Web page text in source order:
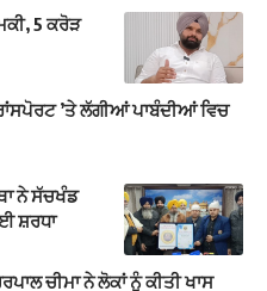
5 ਕਰੋੜ
’ਤੇ ਲੱਗੀਆਂ ਪਾਬੰਦੀਆਂ ਵਿਚ
ਨੇ ਸੱਚਖੰਡ
ਸ਼ਰਧਾ
ਚੀਮਾ ਨੇ ਲੋਕਾਂ ਨੂੰ ਕੀਤੀ ਖਾਸ